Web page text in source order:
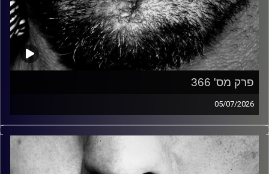
פרק מס' 366
05/07/2026
זיפים, מוזיקה מחוספסת של הופעות חיות. הרבה ג'אם, רוק,
בלוז, bluegrass, ג'אז, Fאנק, פרוגרסיב ואפילו אלקטרוניקה.
כל מה שחי, אמיתי ונושם.
עם שמוליק רגב.